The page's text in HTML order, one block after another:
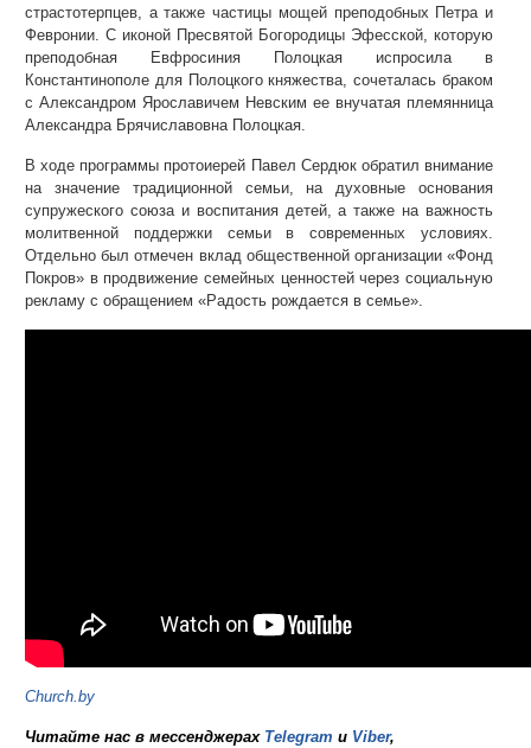
страстотерпцев, а также частицы мощей преподобных Петра и
Февронии. С иконой Пресвятой Богородицы Эфесской, которую
преподобная Евфросиния Полоцкая испросила в
Константинополе для Полоцкого княжества, сочеталась браком
с Александром Ярославичем Невским ее внучатая племянница
Александра Брячиславовна Полоцкая.
В ходе программы протоиерей Павел Сердюк обратил внимание
на значение традиционной семьи, на духовные основания
супружеского союза и воспитания детей, а также на важность
молитвенной поддержки семьи в современных условиях.
Отдельно был отмечен вклад общественной организации «Фонд
Покров» в продвижение семейных ценностей через социальную
рекламу с обращением «Радость рождается в семье».
Church.by
Читайте нас в мессенджерах Telegram и Viber,